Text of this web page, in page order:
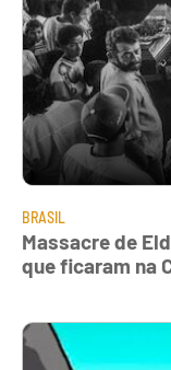
BRASIL
Massacre de
que ficaram na